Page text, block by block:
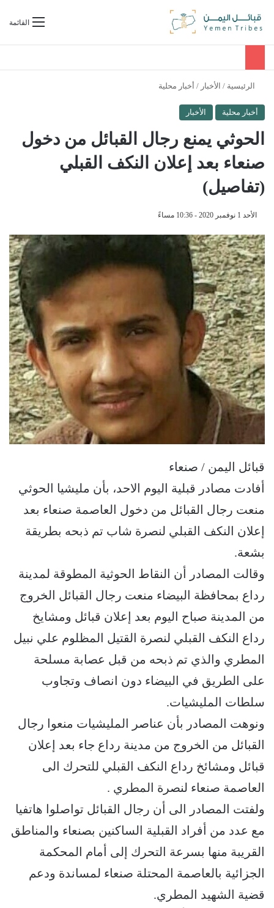
القائمةبحث عن
الرئيسية / الأخبار / أخبار محلية
أخبار محلية الأخبار
الحوثي يمنع رجال القبائل من دخول
صنعاء بعد إعلان النكف القبلي
(تفاصيل)
الأحد 1 نوفمبر 2020 - 10:36 مساءً
قبائل اليمن / صنعاء
أفادت مصادر قبلية اليوم الاحد، بأن مليشيا الحوثي
منعت رجال القبائل من دخول العاصمة صنعاء بعد
إعلان النكف القبلي لنصرة شاب تم ذبحه بطريقة
بشعة.
وقالت المصادر أن النقاط الحوثية المطوقة لمدينة
رداع بمحافظة البيضاء منعت رجال القبائل الخروج
من المدينة صباح اليوم بعد إعلان قبائل ومشايخ
رداع النكف القبلي لنصرة القتيل المظلوم علي نبيل
المطري والذي تم ذبحه من قبل عصابة مسلحة
على الطريق في البيضاء دون انصاف وتجاوب
سلطات المليشيات.
ونوهت المصادر بأن عناصر المليشيات منعوا رجال
القبائل من الخروج من مدينة رداع جاء بعد إعلان
قبائل ومشائخ رداع النكف القبلي للتحرك الى
العاصمة صنعاء لنصرة المطري .
ولفتت المصادر الى أن رجال القبائل تواصلوا هاتفيا
مع عدد من أفراد القبلية الساكنين بصنعاء والمناطق
القريبة منها بسرعة التحرك إلى أمام المحكمة
الجزائية بالعاصمة المحتلة صنعاء لمساندة ودعم
قضية الشهيد المطري.